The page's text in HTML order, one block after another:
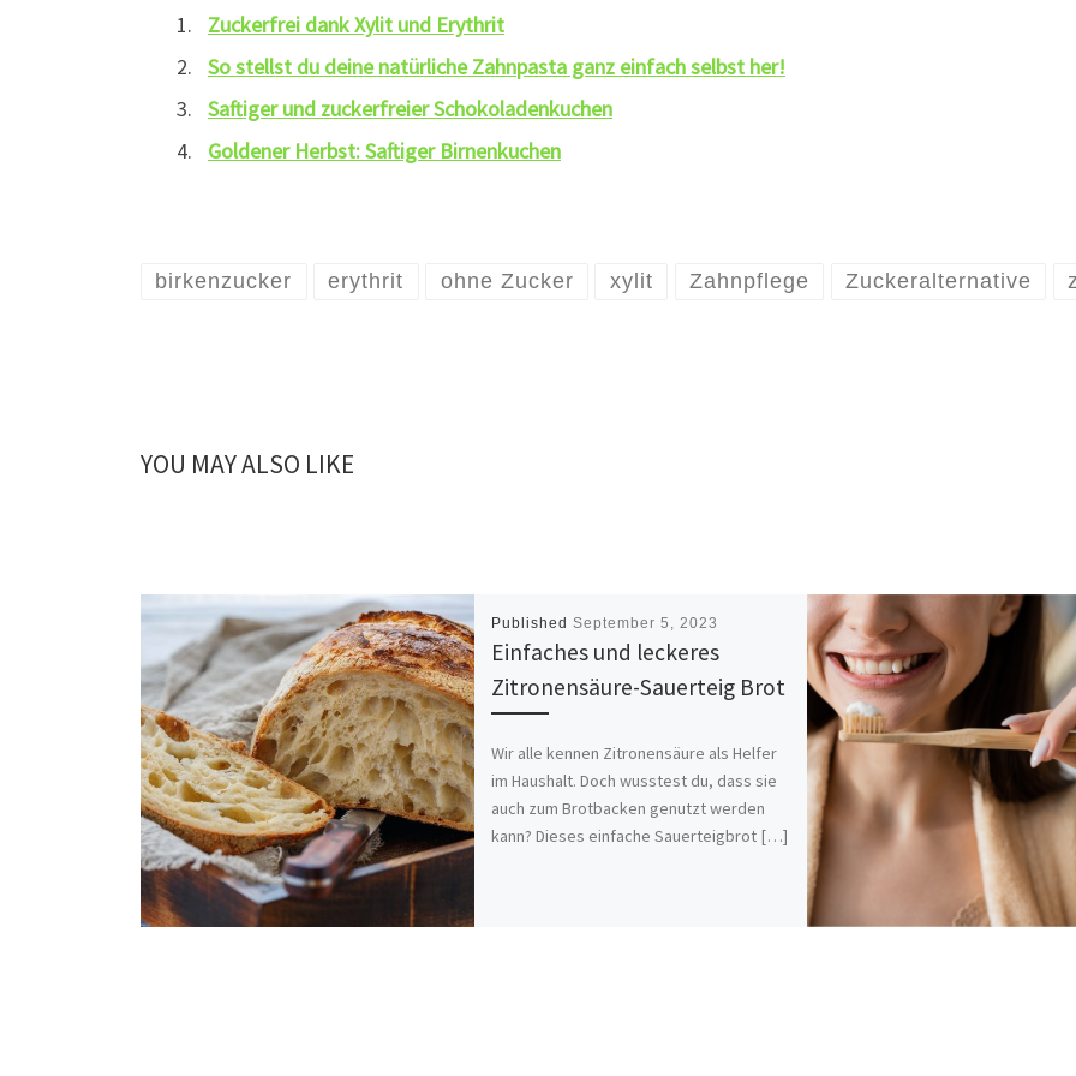
Zuckerfrei dank Xylit und Erythrit
So stellst du deine natürliche Zahnpasta ganz einfach selbst her!
Saftiger und zuckerfreier Schokoladenkuchen
Goldener Herbst: Saftiger Birnenkuchen
birkenzucker erythrit ohne Zucker xylit Zahnpflege Zuckeralternative
YOU MAY ALSO LIKE
Published September 5, 2023
Einfaches und leckeres
Zitronensäure-Sauerteig Brot
Wir alle kennen Zitronensäure als Helfer
im Haushalt. Doch wusstest du, dass sie
auch zum Brotbacken genutzt werden
kann? Dieses einfache Sauerteigbrot […]